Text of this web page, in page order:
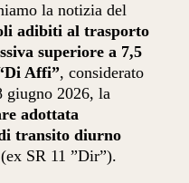
la notizia del
adibiti al trasporto
superiore a 7,5
Affi”, considerato
giugno 2026, la
adottata
transito diurno
(ex SR 11 ”Dir”).